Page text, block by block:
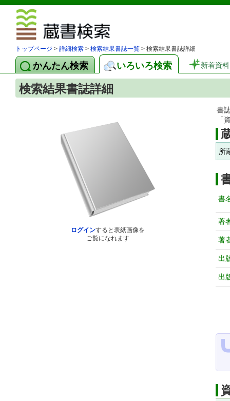
トップページ > 詳細検索 > 検索結果書誌一覧 > 検索結果書誌詳細
かんたん検索 いろいろ検索 新着資料
検索結果書誌詳細
ログインすると表紙画像を
ご覧になれます
書
「
所
書
著
著
出
出